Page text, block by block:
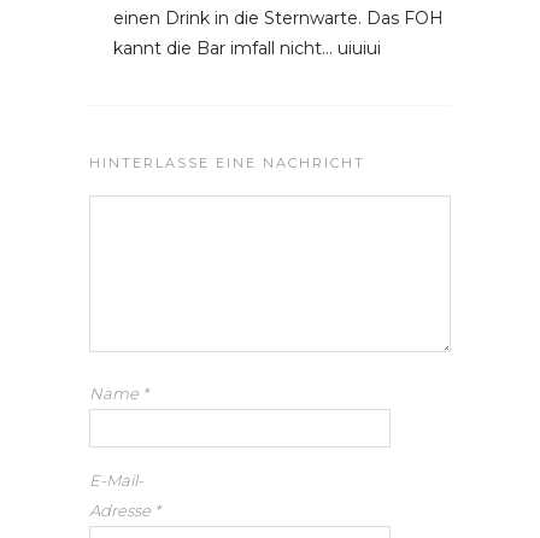
einen Drink in die Sternwarte. Das FOH
kannt die Bar imfall nicht… uiuiui
HINTERLASSE EINE NACHRICHT
Name *
E-Mail-
Adresse *